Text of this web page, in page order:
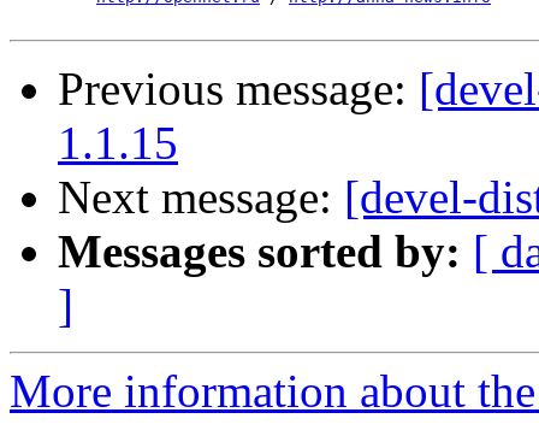
Previous message:
1.1.15
Next message: [devel-
Messages sorted by: [
]
More information about